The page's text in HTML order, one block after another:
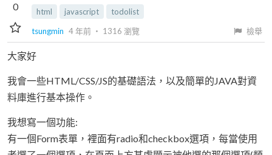
html javascript
todolist
tsungmin 4 年前 ‧ 1316 瀏覽 檢舉
0
大家好
我會一些HTML/CSS/JS的基礎語法，以及簡單的JAVA對資
料庫進行基本操作。
我想寫一個功能:
有一個Form表單，裡面有radio和checkbox選項，每當使用